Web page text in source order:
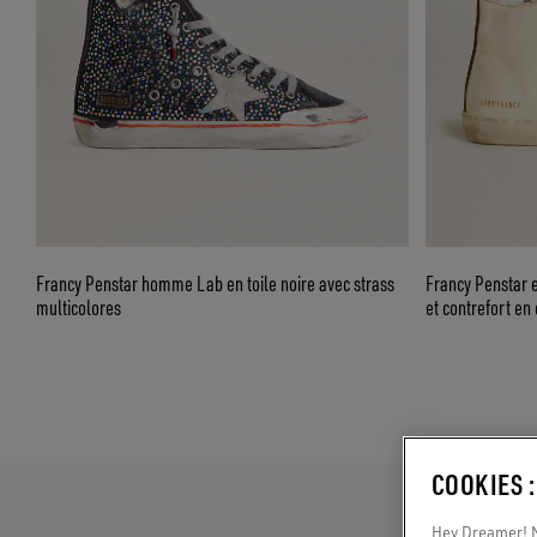
Francy Penstar homme Lab en toile noire avec strass
multicolores
Francy Penstar
et contrefort en
COOKIES
Hey Dreamer!